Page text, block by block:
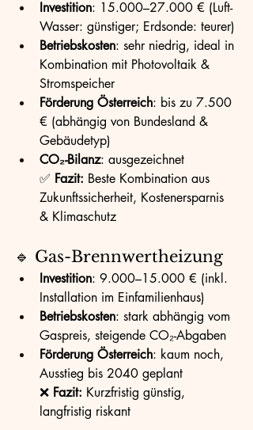
Investition: 15.000–27.000 € (Luft-
Wasser: günstiger; Erdsonde: teurer)
Betriebskosten: sehr niedrig, ideal in
Kombination mit Photovoltaik &
Stromspeicher
Förderung Österreich: bis zu 7.500
€ (abhängig von Bundesland &
Gebäudetyp)
CO₂-Bilanz: ausgezeichnet
✅ Fazit: Beste Kombination aus
Zukunftssicherheit, Kostenersparnis
& Klimaschutz
🔹 Gas-Brennwertheizung
Investition: 9.000–15.000 € (inkl.
Installation im Einfamilienhaus)
Betriebskosten: stark abhängig vom
Gaspreis, steigende CO₂-Abgaben
Förderung Österreich: kaum noch,
Ausstieg bis 2040 geplant
❌ Fazit: Kurzfristig günstig,
langfristig riskant